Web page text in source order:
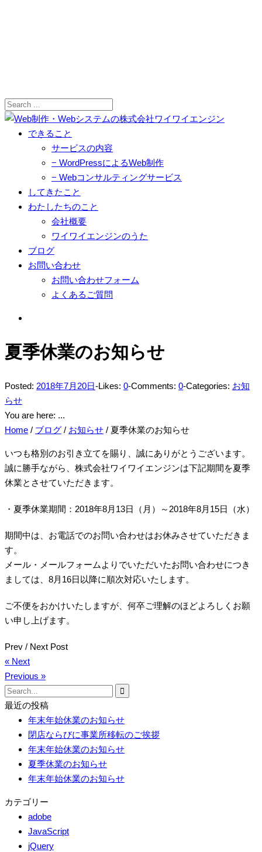
できること
サービスの内容
− WordPressによるWeb制作
− Webコンサルティングサービス
してきたこと
わたしたちのこと
会社概要
ワイワイエンジンのうた
ブログ
お問い合わせ
お問い合わせフォーム
よくあるご質問
夏季休業のお知らせ
Posted: 2018年7月20日-Likes: 0-Comments: 0-Categories: お知
らせ
You are here: ...
Home / ブログ / お知らせ / 夏季休業のお知らせ
いつも格別のお引き立てを賜り、誠にありがとうございます。
誠に勝手ながら、株式会社ワイワイエンジンは下記期間を夏季
休業とさせていただきます。
・夏季休業期間：2018年8月13日（月）～2018年8月15日（水）
期間中は、お電話でのお問い合わせはお休みさせていただきま
す。
メール・メールフォームよりでいただいたお問い合わせにつき
ましては、8月16日以降に順次対応いたします。
ご不便をおかけいたしますが、何卒ご理解のほどよろしくお願
い申し上げます。
Prev / Next Post
« Next
Previous »
Search
for:
最近の投稿
年末年始休業のお知らせ
閉店ならびに事業所移転のご挨拶
年末年始休業のお知らせ
夏季休業のお知らせ
年末年始休業のお知らせ
カテゴリー
adobe
JavaScript
jQuery